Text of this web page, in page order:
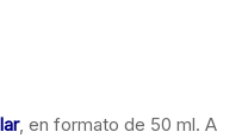
, en formato de 50 ml. A